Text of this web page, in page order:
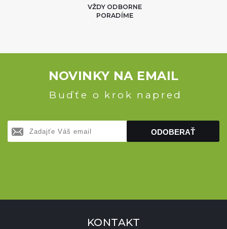
VŽDY ODBORNE
PORADÍME
NOVINKY NA EMAIL
Buďťe o krok napred
ODOBERAŤ
KONTAKT